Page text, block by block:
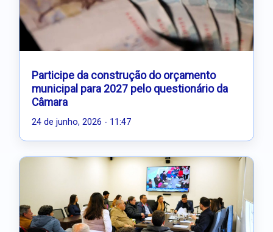
Participe da construção do orçamento
municipal para 2027 pelo questionário da
Câmara
24 de junho, 2026 - 11:47